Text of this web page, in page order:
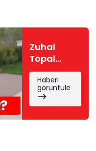
Zuhal
Topal
Yemekteyiz
Seren
kimdir?
Seren
Mutlu
Haberi
görüntüle